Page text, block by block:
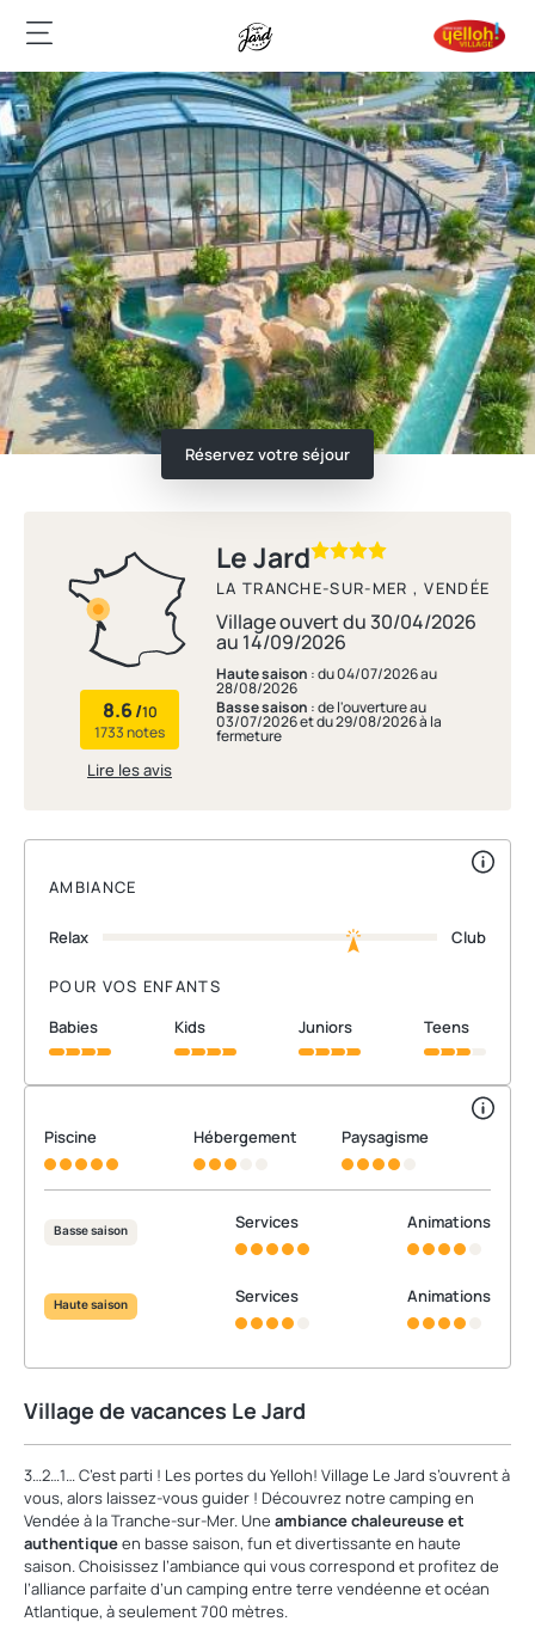
Réservez votre séjour
8.6/10
1733 notes
Lire les avis
Le Jard
LA TRANCHE-SUR-MER , VENDÉE
Village ouvert du 30/04/2026
au 14/09/2026
Haute saison : du 04/07/2026 au
28/08/2026
Basse saison : de l'ouverture au
03/07/2026 et du 29/08/2026 à la
fermeture
AMBIANCE
Relax Club
POUR VOS ENFANTS
babies
kids juniors teens
Piscine Hébergement Paysagisme
Basse saison Services Animations
Haute saison Services Animations
Village de vacances Le Jard
3…2…1… C’est parti ! Les portes du Yelloh! Village Le Jard s’ouvrent à
vous, alors laissez-vous guider ! Découvrez notre camping en
Vendée à la Tranche-sur-Mer. Une ambiance chaleureuse et
authentiqueen basse saison, fun et divertissante en haute
saison. Choisissez l’ambiance qui vous correspond et profitez de
l’alliance parfaite d’un camping entre terre vendéenne et océan
Atlantique, à seulement 700 mètres.